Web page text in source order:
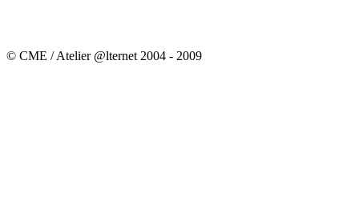
© CME / Atelier @lternet 2004 - 2009